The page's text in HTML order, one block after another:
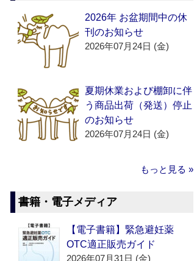
2026年 お盆期間中の休
刊のお知らせ
2026年07月24日 (金)
夏期休業および棚卸に伴
う商品出荷（発送）停止
のお知らせ
2026年07月24日 (金)
もっと見る »
書籍・電子メディア
【電子書籍】緊急避妊薬
OTC適正販売ガイド
2026年07月31日 (金)